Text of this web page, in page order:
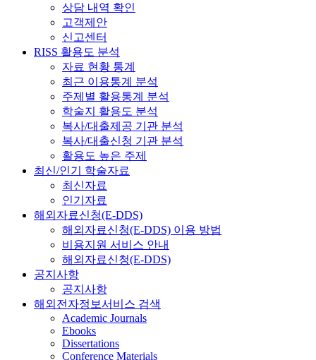
상담 내역 확인
고객제안
신고센터
RISS 활용도 분석
자료 현황 통계
최근 이용통계 분석
주제별 활용통계 분석
학술지 활용도 분석
복사/대출제공 기관 분석
복사/대출신청 기관 분석
활용도 높은 주제
최신/인기 학술자료
최신자료
인기자료
해외자료신청(E-DDS)
해외자료신청(E-DDS) 이용 방법
비용지원 서비스 안내
해외자료신청(E-DDS)
공지사항
공지사항
해외전자정보서비스 검색
Academic Journals
Ebooks
Dissertations
Conference Materials